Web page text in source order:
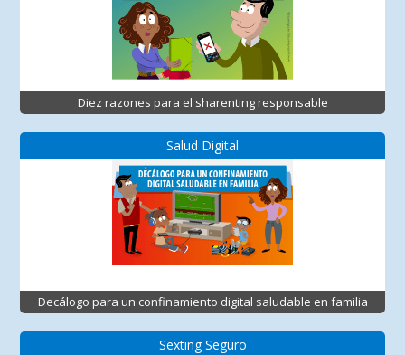
Diez razones para el sharenting responsable
Salud Digital
Decálogo para un confinamiento digital saludable en familia
Sexting Seguro